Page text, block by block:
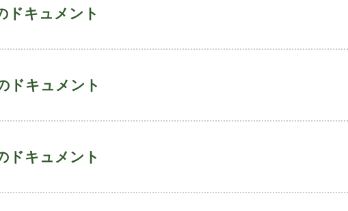
ドキュメント
ドキュメント
ドキュメント